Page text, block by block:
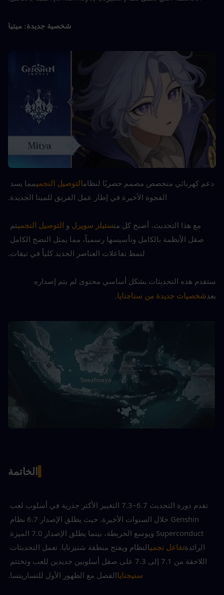
شخصية جديدة: ميتيا
دعم كهربائي متخصص مصمم حصريًا لنظامالتوصيل النجمي
الفجوة الأخيرة في إطار عمل الفريق للميتا الجديدة.
مع هذا التحديث، أصبح كل منستيلر سويرل و التوصيل النجمي
لنمط تفاعلات العناصر الجديد كلياً في تيفات.
بعد شخصيات جديدة من سناجنايا .
الخاتمة
الرائدةتفاعل نجمي
اللاحقة من 7.1 إلى 7.3 على صقل أسلوبين جديدين للعب وتختتم
سنيجناياالفصل مع الظهور الأول للتساريتسا.